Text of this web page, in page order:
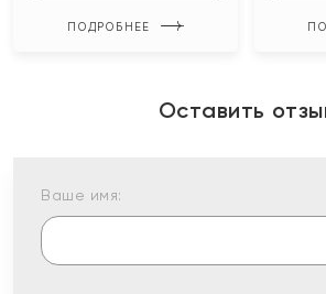
ПОДРОБНЕЕ
Оставить
Ваше имя: